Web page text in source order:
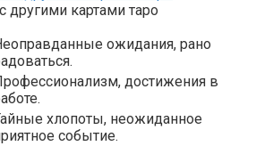
другими картами таро
ожидания, рано
достижения в
хлопоты, неожиданное
событие.